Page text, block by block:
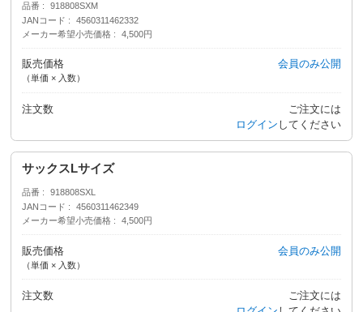
品番
918808SXM
JANコード
4560311462332
メーカー希望小売価格
4,500円
販売価格
（単価 × 入数）
会員のみ公開
注文数
ご注文には
ログイン してください
サックスLサイズ
品番
918808SXL
JANコード
4560311462349
メーカー希望小売価格
4,500円
販売価格
（単価 × 入数）
会員のみ公開
注文数
ご注文には